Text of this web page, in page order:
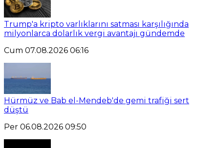
Trump'a kripto varlıklarını satması karşılığında
milyonlarca dolarlık vergi avantajı gündemde
Cum 07.08.2026 06:16
Hürmüz ve Bab el-Mendeb'de gemi trafiği sert
düştü
Per 06.08.2026 09:50